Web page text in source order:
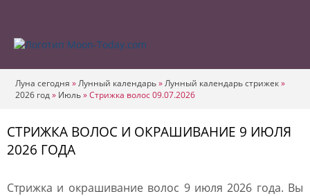
Луна сегодня »Лунный календарь»Лунный календарь стрижек»
2026 год» Июль»Стрижка волос 09.07.2026
СТРИЖКА ВОЛОС И ОКРАШИВАНИЕ 9 ИЮЛЯ
2026 ГОДА
Стрижка и окрашивание волос 9 июля 2026 года. Вы